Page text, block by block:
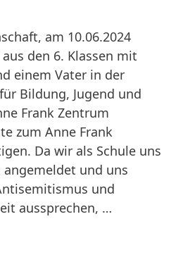
am 10.06.2024
den 6. Klassen mit
einem Vater in der
Bildung, Jugend und
Frank Zentrum
zum Anne Frank
Da wir als Schule uns
und uns
und
aussprechen, …